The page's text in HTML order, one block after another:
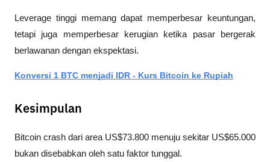
Leverage tinggi memang dapat memperbesar keuntungan,
tetapi juga memperbesar kerugian ketika pasar bergerak
berlawanan dengan ekspektasi.
Konversi 1 BTC menjadi IDR - Kurs Bitcoin ke Rupiah
Kesimpulan
Bitcoin crash dari area US$73.800 menuju sekitar US$65.000
bukan disebabkan oleh satu faktor tunggal.